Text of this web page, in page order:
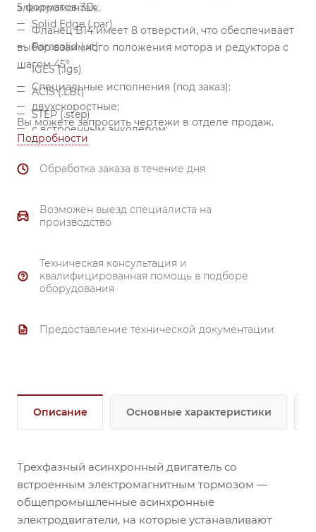
электромонтаж.
Фланец B14 имеет 8 отверстий, что обеспечивает
выбор взаимного положения мотора и редуктора с
шагом 45°.
Специальные исполнения (под заказ):
двухскоростные;
с встроенным энкодером;
с встроенным преобразователем частоты
повышенный класс защиты от пыли и влаги IP65,
крыльчатки;
тормоз переменного тока AC.
5 форматов 3D:
Solid Edge (.par)
Parasolid (.xt)
IGES (.igs)
ACIS (.LBt)
STEP (.step)
Вы можете запросить чертежи в отделе продаж.
Подробности
Обработка заказа в течение дня
Возможен выезд специалиста на
производство
Техническая консультация и
квалифицированная помощь в подборе
оборудования
Предоставление технической документации
Описание Основные характеристики
Трехфазный асинхронный двигатель со
встроенным электромагнитным тормозом —
общепромышленные асинхронные
электродвигатели, на которые устанавливают